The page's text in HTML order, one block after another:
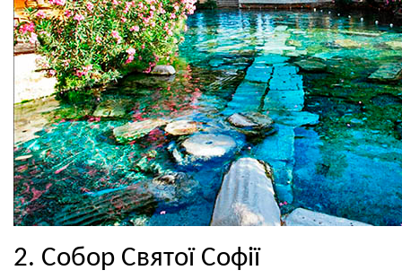
2. Собор Святої Софії